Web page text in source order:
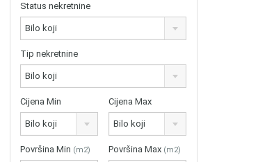
Status nekretnine
Bilo koji
Tip nekretnine
Bilo koji
Cijena Min
Bilo koji
Cijena Max
Bilo koji
Površina Min (m2) Površina Max (m2)